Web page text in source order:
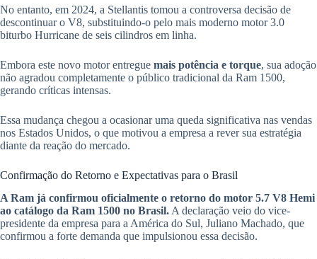
No entanto, em 2024, a Stellantis tomou a controversa decisão de
descontinuar o V8, substituindo-o pelo mais moderno motor 3.0
biturbo Hurricane de seis cilindros em linha.
Embora este novo motor entregue mais potência e torque, sua adoção
não agradou completamente o público tradicional da Ram 1500,
gerando críticas intensas.
Essa mudança chegou a ocasionar uma queda significativa nas vendas
nos Estados Unidos, o que motivou a empresa a rever sua estratégia
diante da reação do mercado.
Confirmação do Retorno e Expectativas para o Brasil
A Ram já confirmou oficialmente o retorno do motor 5.7 V8 Hemi
ao catálogo da Ram 1500 no Brasil. A declaração veio do vice-
presidente da empresa para a América do Sul, Juliano Machado, que
confirmou a forte demanda que impulsionou essa decisão.